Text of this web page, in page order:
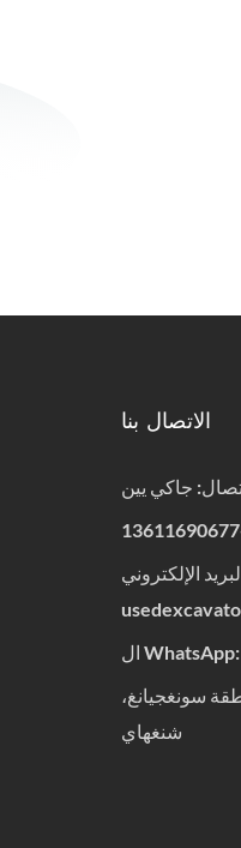
الاتصال بنا
جاكي يين
ال WhatsApp:
منطقة سونغجيانغ،
شنغهاي